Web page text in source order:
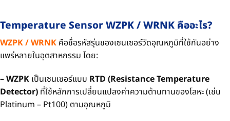
Temperature Sensor WZPK / WRNK คืออะไร?
WZPK / WRNK คือชื่อรหัสรุ่นของเซนเซอร์วัดอุณหภูมิที่ใช้กันอย่าง
แพร่หลายในอุตสาหกรรม โดย:
– WZPK เป็นเซนเซอร์แบบ RTD (Resistance Temperature
Detector) ที่ใช้หลักการเปลี่ยนแปลงค่าความต้านทานของโลหะ (เช่น
Platinum – Pt100) ตามอุณหภูมิ